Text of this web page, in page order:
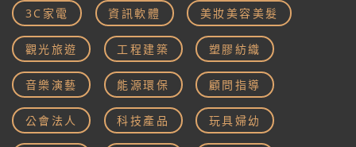
3C家電 資訊軟體 美妝美容美髮
觀光旅遊 工程建築 塑膠紡織
音樂演藝 能源環保 顧問指導
公會法人 科技產品 玩具婦幼